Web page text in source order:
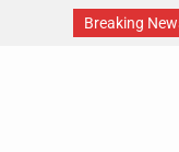
Breaking
[BIC 2026 스페셜]